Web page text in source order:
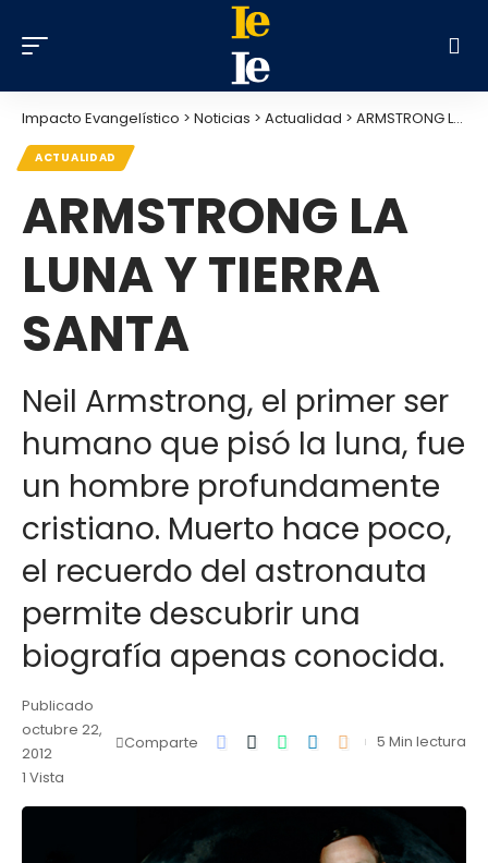
Impacto Evangelístico > Noticias > Actualidad > ARMSTRONG LA LUNA Y TIERRA SANTA
ACTUALIDAD
ARMSTRONG LA
LUNA Y TIERRA
SANTA
Neil Armstrong, el primer ser
humano que pisó la luna, fue
un hombre profundamente
cristiano. Muerto hace poco,
el recuerdo del astronauta
permite descubrir una
biografía apenas conocida.
Publicado
octubre 22,
2012
1 Vista
Comparte 5 Min lectura